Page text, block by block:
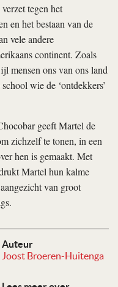
Auteur
Joost Broeren-Huitenga
tegen het
en het bestaan van de
vele andere
continent. Zoals
mensen ons van ons land
wie de ‘ontdekkers’
geeft Martel de
zichzelf te tonen, in een
hen is gemaakt. Met
Martel hun kalme
van groot